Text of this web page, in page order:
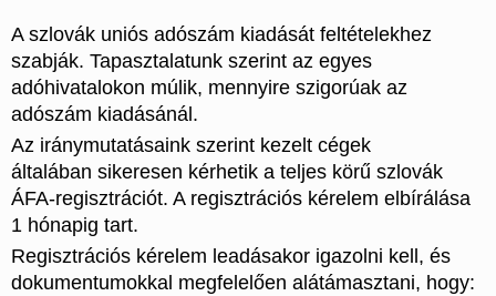
A szlovák uniós adószám kiadását feltételekhez
szabják. Tapasztalatunk szerint az egyes
adóhivatalokon múlik, mennyire szigorúak az
adószám kiadásánál.
Az iránymutatásaink szerint kezelt cégek
általában sikeresen kérhetik a teljes körű szlovák
ÁFA-regisztrációt. A regisztrációs kérelem elbírálása
1 hónapig tart.
Regisztrációs kérelem leadásakor igazolni kell, és
dokumentumokkal megfelelően alátámasztani, hogy: